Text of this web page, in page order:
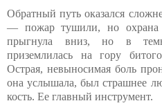
Обратный путь оказался
— пожар тушили, но охрана
прыгнула вниз, но в
приземлилась на гору
Острая, невыносимая боль
она услышала, был страшнее
кость. Ее главный инструмент.